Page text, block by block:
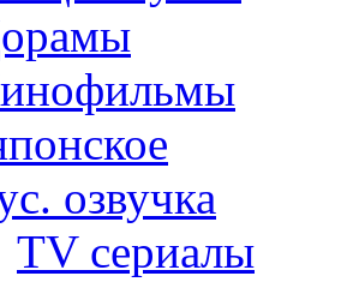
озвучка
TV сериалы